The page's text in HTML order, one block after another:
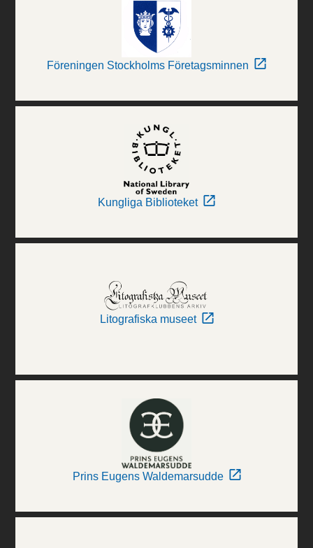
Föreningen Stockholms Företagsminnen
Kungliga Biblioteket
Litografiska museet
Prins Eugens Waldemarsudde